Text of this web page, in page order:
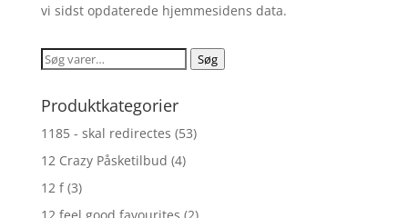
vi sidst opdaterede hjemmesidens data.
Søg
Søg
Produktkategorier
1185 - skal redirectes (53)
12 Crazy Påsketilbud (4)
12 f (3)